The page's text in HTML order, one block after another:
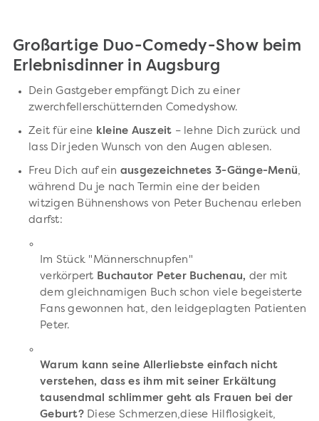
Großartige Duo-Comedy-Show beim
Erlebnisdinner in Augsburg
Dein Gastgeber empfängt Dich zu einer
zwerchfellerschütternden Comedyshow.
Zeit für eine kleine Auszeit – lehne Dich zurück und
lass Dir jeden Wunsch von den Augen ablesen.
Freu Dich auf ein ausgezeichnetes 3-Gänge-Menü,
während Du je nach Termin eine der beiden
witzigen Bühnenshows von Peter Buchenau erleben
darfst:
Im Stück "Männerschnupfen"
verkörpert Buchautor Peter Buchenau, der mit
dem gleichnamigen Buch schon viele begeisterte
Fans gewonnen hat, den leidgeplagten Patienten
Peter.
Warum kann seine Allerliebste einfach nicht
verstehen, dass es ihm mit seiner Erkältung
tausendmal schlimmer geht als Frauen bei der
Geburt?Diese Schmerzen,diese Hilflosigkeit,